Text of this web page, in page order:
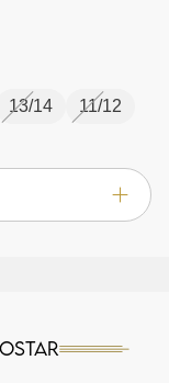
13/14 11/12